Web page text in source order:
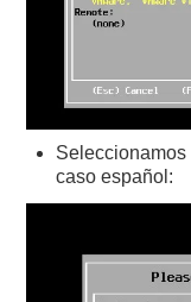
caso español: